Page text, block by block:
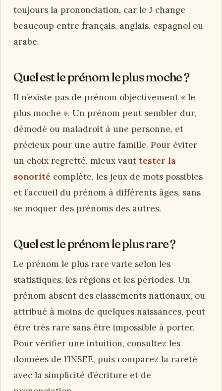
toujours la prononciation, car le J change
beaucoup entre français, anglais, espagnol ou
arabe.
Quel est le prénom le plus moche ?
Il n’existe pas de prénom objectivement « le
plus moche ». Un prénom peut sembler dur,
démodé ou maladroit à une personne, et
précieux pour une autre famille. Pour éviter
un choix regretté, mieux vaut tester la
sonorité complète, les jeux de mots possibles
et l’accueil du prénom à différents âges, sans
se moquer des prénoms des autres.
Quel est le prénom le plus rare ?
Le prénom le plus rare varie selon les
statistiques, les régions et les périodes. Un
prénom absent des classements nationaux, ou
attribué à moins de quelques naissances, peut
être très rare sans être impossible à porter.
Pour vérifier une intuition, consultez les
données de l’INSEE, puis comparez la rareté
avec la simplicité d’écriture et de